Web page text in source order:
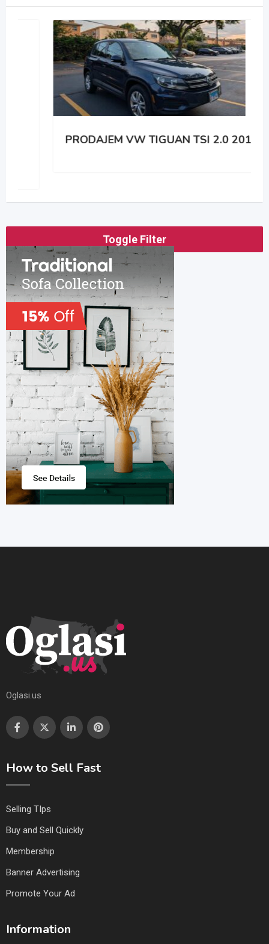
PRODAJEM VW TIGUAN TSI 2.0 2014
Toggle Filter
Oglasi.us
How to Sell Fast
Selling TIps
Buy and Sell Quickly
Membership
Banner Advertising
Promote Your Ad
Information